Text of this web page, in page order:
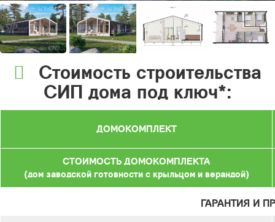
Стоимость строительства
СИП дома под ключ*:
ДОМОКОМПЛЕКТ
СТОИМОСТЬ ДОМОКОМПЛЕКТА
(дом заводской готовности с крыльцом и верандой)
ГАРАНТИЯ И